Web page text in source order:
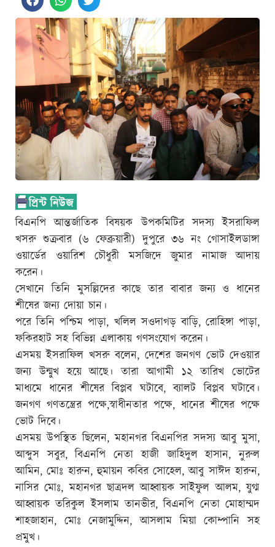
বিএনপি আন্তর্জাতিক বিষয়ক উপকমিটির সদস্য ইসরাফিল
খসরু শুক্রবার (৬ ফেব্রুয়ারী) দুপুরে ৩৬ নং গোসাইলডাঙ্গা
ওয়ার্ডের ওয়ারিশ চৌধুরী মসজিদে জুমার নামাজ আদায়
করেন।
সেখানে তিনি মুসল্লিদের কাছে তার বাবার জন্য ও ধানের
শীষের জন্য দোয়া চান।
পরে তিনি পশ্চিম পাড়া, খলিল সওদাগড় বাড়ি, রোহিঙ্গা পাড়া,
ফকিরহাট সহ বিভিন্ন এলাকায় গণসংযোগ করেন।
এসময় ইসরাফিল খসরু বলেন, দেশের জনগণ ভোট দেওয়ার
জন্য উন্মুখ হয়ে আছে। তারা আগামী ১২ তারিখ ভোটের
মাধ্যমে ধানের শীষের বিপ্লব ঘটাবে, ব্যালট বিপ্লব ঘটাবে।
জনগণ গণতন্ত্রের পক্ষে,স্বাধীনতার পক্ষে, ধানের শীষের পক্ষে
ভোট দিবে।
এসময় উপস্থিত ছিলেন, মহানগর বিএনপির সদস্য আবু মুসা,
আব্দুস সবুর, বিএনপি নেতা হাজী জাহিদুল হাসান, নুরুল
আমিন, মোঃ হারুন, হুমায়ন কবির সোহেল, আবু সাঈদ হারুন,
নাসির মোঃ, মহানগর ছাত্রদল আহ্বায়ক সাইফুল আলম, যুগ্ম
আহ্বায়ক তরিকুল ইসলাম তানভীর, বিএনপি নেতা মোহাম্মদ
শাহজাহান, মোঃ নেজামুদ্দিন, আসলাম মিয়া কোম্পানি সহ
প্রমুখ।